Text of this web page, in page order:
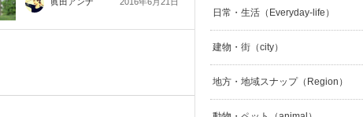
眞田アンナ
日常・生活（Everyday-life）
建物・街（city）
地方・地域スナップ（Region）